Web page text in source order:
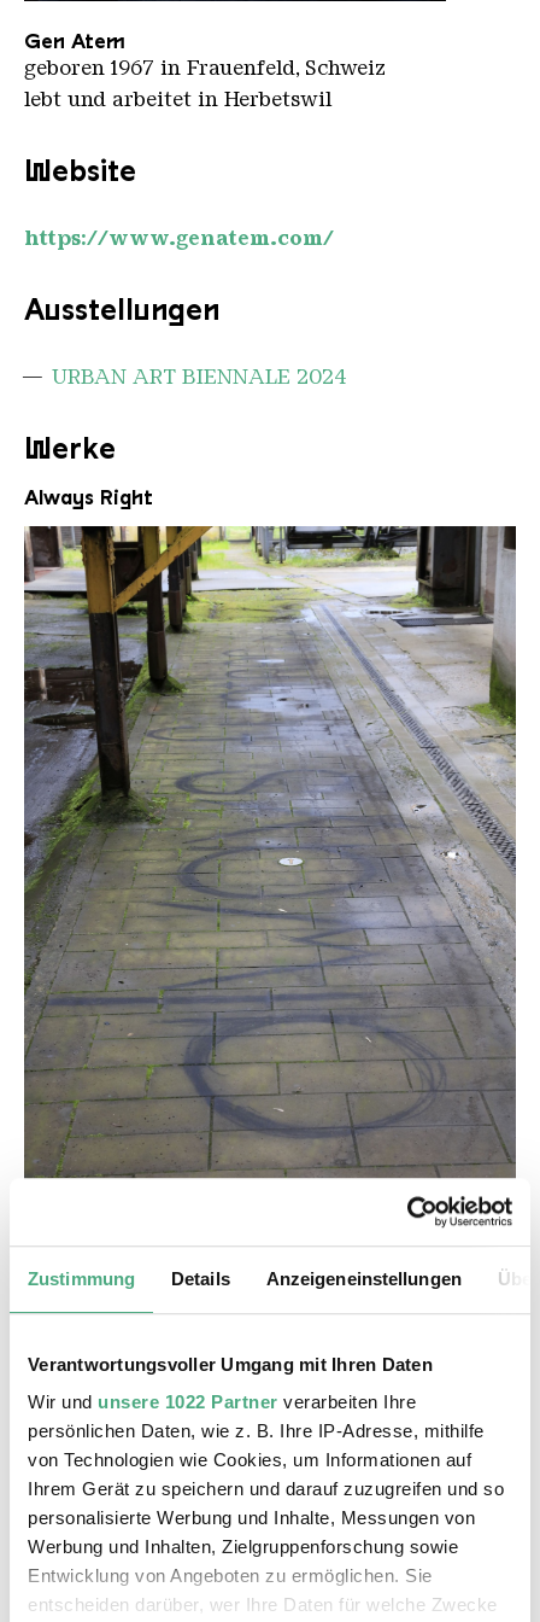
Zustimmung Details Anzeigeneinstellungen
Verantwortungsvoller Umgang mit Ihren Daten
Wir und unsere 1022 Partner verarbeiten Ihre
persönlichen Daten, wie z. B. Ihre IP-Adresse, mithilfe
von Technologien wie Cookies, um Informationen auf
Ihrem Gerät zu speichern und darauf zuzugreifen und so
personalisierte Werbung und Inhalte, Messungen von
Werbung und Inhalten, Zielgruppenforschung sowie
Entwicklung von Angeboten zu ermöglichen. Sie
entscheiden darüber, wer Ihre Daten für welche Zwecke
Gen Atem
geboren 1967 in Frauenfeld, Schweiz
lebt und arbeitet in Herbetswil
Website
https://www.genatem.com/
Ausstellungen
URBAN ART BIENNALE 2024
Werke
Always Right
©
Datierung
2024, in situ
Beschreibung
Das Schweizer Künstlerduo Gen Atem und
Miriam Bossard überführt Impulse aus der
Urban Art in genreübergreifende Experimente.
Gen Atems Anfänge liegen im politischen
Protestgraffiti, er entdeckte die Hip-Hop-Kultur,
begann mit Breakdance und trat als DJ in
Erscheinung. Unter dem Pseudonym Genius
gehörte er zur ersten Generation europäischer